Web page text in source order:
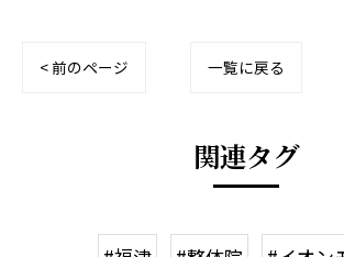
< 前のページ 一覧に戻る
関連タグ